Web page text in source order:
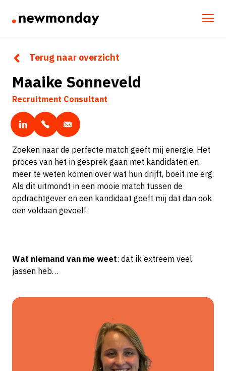
Terug naar overzicht
Maaike Sonneveld
Recruitment Consultant
Zoeken naar de perfecte match geeft mij energie. Het
proces van het in gesprek gaan met kandidaten en
meer te weten komen over wat hun drijft, boeit me erg.
Als dit uitmondt in een mooie match tussen de
opdrachtgever en een kandidaat geeft mij dat dan ook
een voldaan gevoel!
Wat niemand van me weet: dat ik extreem veel
jassen heb…